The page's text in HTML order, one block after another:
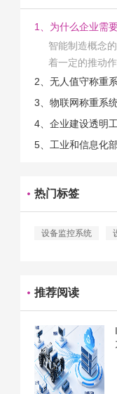
1、为什么企业需
智能制造概念
着一定的推动
中，能够推动
的。那么为什
2、无人值守称重
3、物联网称重系
4、企业建设透明
5、工业和信息化
热门标签
设备监控系统
推荐阅读